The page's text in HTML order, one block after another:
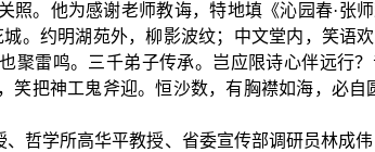
照。他为感谢老师教诲，特地填《沁园春·张
。约明湖苑外，柳影波纹；中文堂内，笑语
聚雷鸣。三千弟子传承。岂应限诗心伴远行
笑把神工鬼斧迎。恒沙数，有胸襟如海，必自
哲学所高华平教授、省委宣传部调研员林成